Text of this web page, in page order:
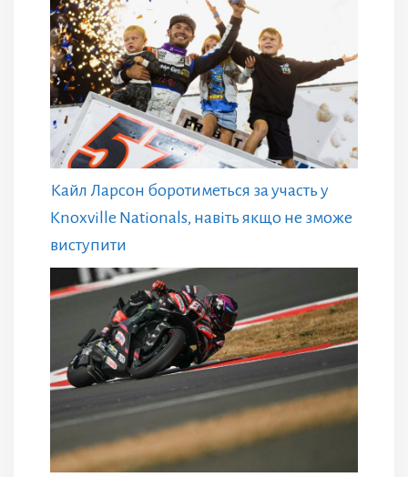
Кайл Ларсон боротиметься за участь у
Knoxville Nationals, навіть якщо не зможе
виступити